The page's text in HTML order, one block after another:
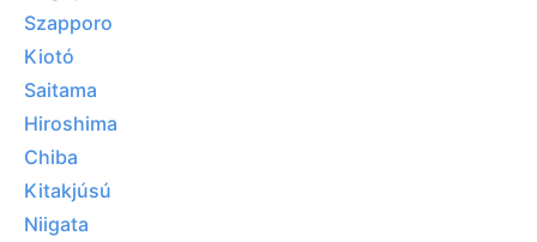
Szapporo
Kiotó
Saitama
Hiroshima
Chiba
Kitakjúsú
Niigata